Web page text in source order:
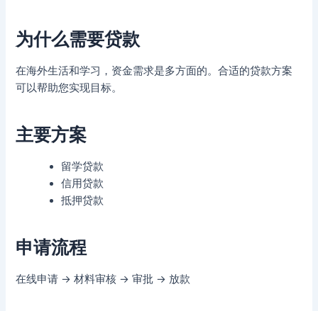
为什么需要贷款
在海外生活和学习，资金需求是多方面的。合适的贷款方案
可以帮助您实现目标。
主要方案
留学贷款
信用贷款
抵押贷款
申请流程
在线申请 → 材料审核 → 审批 → 放款